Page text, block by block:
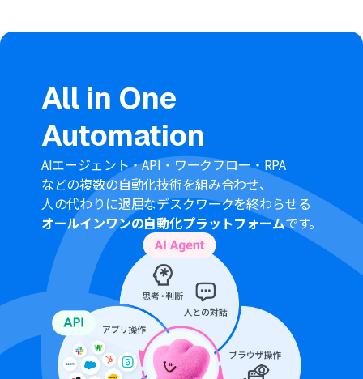
OCR機能で画像を読み取るアクションでは、資料の中か
して、前のステップのOCR機能で取得したテキストデー
タを選択してください。
Slackに通知するメッセージ本文には、前のステップのAI
機能で生成された要約結果を選択しましょう。
■注意事項
SlackとYoomを連携してください。
OCRまたは音声を文字起こしするAIオペレーションはチ
ームプラン・サクセスプランでのみご利用いただける機能
となっております。
フリープラン・ミニプランの場合は設定しているフローボ
ットのオペレーションはエラーとなりますので、ご注意く
ださい。
チームプランやサクセスプランなどの有料プランは、2週
間の無料トライアルを行うことが可能です。
無料トライアル中には制限対象のアプリやAI機能（オペレ
ーション）を使用することができます。
All in One
Automation
AIエージェント・API・ワークフロー・RPA
などの複数の自動化技術を組み合わせ、
人の代わりに退屈なデスクワークを終わらせる
オールインワンの自動化プラットフォームです。